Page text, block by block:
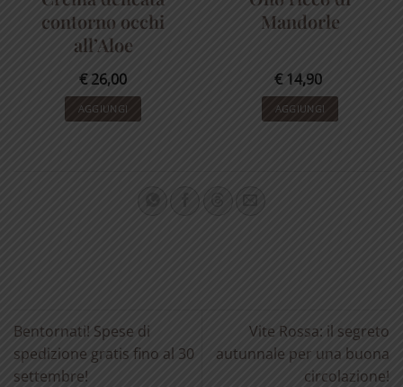
contorno occhi
all’Aloe
€26,00
AGGIUNGI
Mandorle
€14,90
AGGIUNGI
Bentornati! Spese di
spedizione gratis fino al 30
settembre!
Vite Rossa: il segreto
autunnale per una buona
circolazione!